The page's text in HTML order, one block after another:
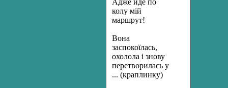
Адже йде по
колу мій
маршрут!
Вона
заспокоїлась,
охолола і знову
перетворилась у
... (краплинку)